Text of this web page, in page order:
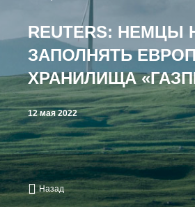
REUTERS: НЕМЦЫ
ЗАПОЛНЯТЬ
ХРАНИЛИЩА
12 мая 2022
Назад